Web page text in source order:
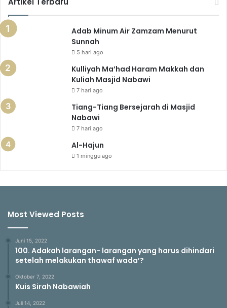
Adab Minum Air Zamzam Menurut
Sunnah
5 hari ago
Kulliyah Ma’had Haram Makkah dan
Kuliah Masjid Nabawi
7 hari ago
Tiang-Tiang Bersejarah di Masjid
Nabawi
7 hari ago
Al-Hajun
1 minggu ago
Most Viewed Posts
Juni 15, 2022
100. Adakah larangan- larangan yang harus dihindari
setelah melakukan thawaf wada’?
Oktober 7, 2022
Kuis Sirah Nabawiah
Juli 14, 2022